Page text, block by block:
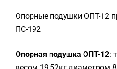
Опорные подушки ОПТ-12
ПС-192
Опорная подушка ОПТ-12: